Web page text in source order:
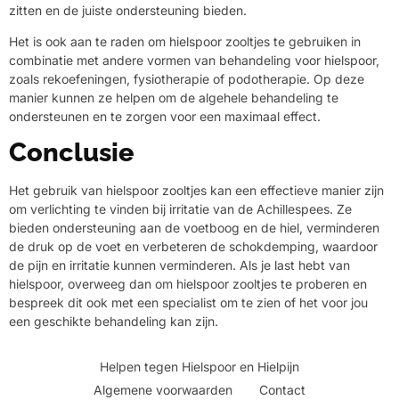
zitten en de juiste ondersteuning bieden.
Het is ook aan te raden om hielspoor zooltjes te gebruiken in
combinatie met andere vormen van behandeling voor hielspoor,
zoals rekoefeningen, fysiotherapie of podotherapie. Op deze
manier kunnen ze helpen om de algehele behandeling te
ondersteunen en te zorgen voor een maximaal effect.
Conclusie
Het gebruik van hielspoor zooltjes kan een effectieve manier zijn
om verlichting te vinden bij irritatie van de Achillespees. Ze
bieden ondersteuning aan de voetboog en de hiel, verminderen
de druk op de voet en verbeteren de schokdemping, waardoor
de pijn en irritatie kunnen verminderen. Als je last hebt van
hielspoor, overweeg dan om hielspoor zooltjes te proberen en
bespreek dit ook met een specialist om te zien of het voor jou
een geschikte behandeling kan zijn.
Helpen tegen Hielspoor en Hielpijn
Algemene voorwaarden
Contact